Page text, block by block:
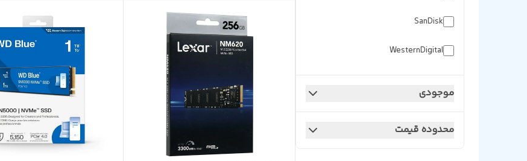
SanDisk
WesternDigital
موجودی
محدوده قیمت